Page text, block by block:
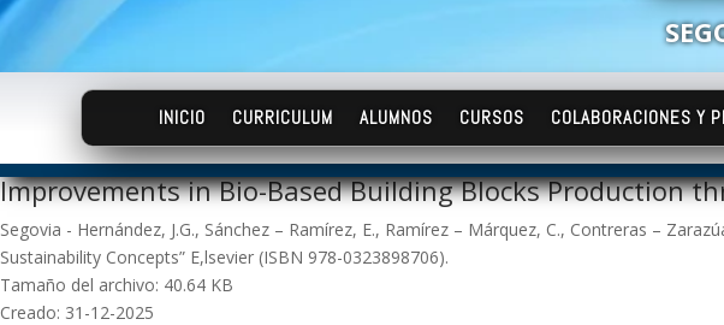
INICIO CURRICULUM ALUMNOS CURSOS COLABORACIONES Y
Improvements in Bio-Based Building Blocks Production
Segovia - Hernández, J.G., Sánchez – Ramírez, E., Ramírez – Márquez, C., Contreras –
Sustainability Concepts” E,lsevier (ISBN 978-0323898706).
Tamaño del archivo: 40.64 KB
Creado: 31-12-2025